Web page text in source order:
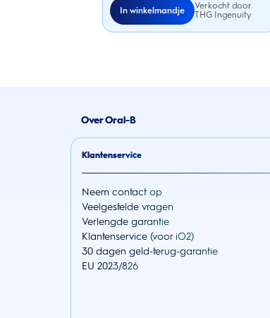
In winkelmandje
Verkocht door
THG Ingenuity
Over Oral-B
Klantenservice
Neem contact op
Veelgestelde vragen
Verlengde garantie
Klantenservice (voor iO2)
30 dagen geld-terug-garantie
EU 2023/826